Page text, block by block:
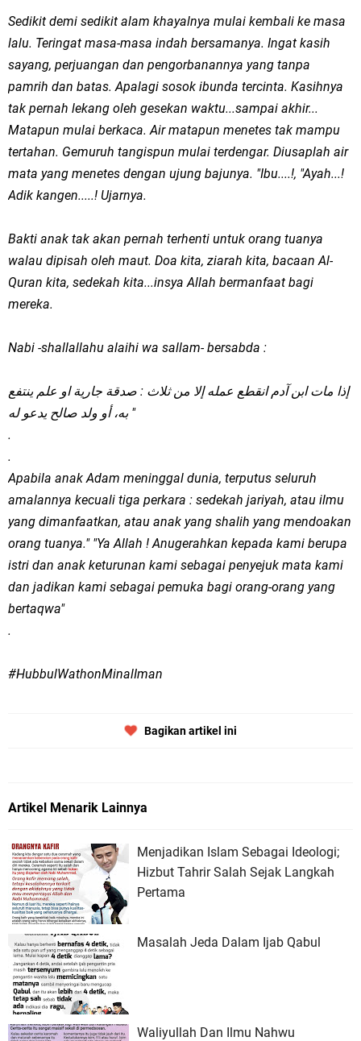
Sedikit demi sedikit alam khayalnya mulai kembali ke masa
lalu. Teringat masa-masa indah bersamanya. Ingat kasih
sayang, perjuangan dan pengorbanannya yang tanpa
pamrih dan batas. Apalagi sosok ibunda tercinta. Kasihnya
tak pernah lekang oleh gesekan waktu...sampai akhir...
Matapun mulai berkaca. Air matapun menetes tak mampu
tertahan. Gemuruh tangispun mulai terdengar. Diusaplah air
mata yang menetes dengan ujung bajunya. "Ibu....!, "Ayah...!
Adik kangen.....! Ujarnya.
Bakti anak tak akan pernah terhenti untuk orang tuanya
walau dipisah oleh maut. Doa kita, ziarah kita, bacaan Al-
Quran kita, sedekah kita...insya Allah bermanfaat bagi
mereka.
Nabi -shallallahu alaihi wa sallam- bersabda :
إذا مات ابن آدم انقطع عمله إلا من ثلاث : صدقة جارية او علم ينتفع
به، أو ولد صالح يدعو له "
.
.
Apabila anak Adam meninggal dunia, terputus seluruh
amalannya kecuali tiga perkara : sedekah jariyah, atau ilmu
yang dimanfaatkan, atau anak yang shalih yang mendoakan
orang tuanya." "Ya Allah ! Anugerahkan kepada kami berupa
istri dan anak keturunan kami sebagai penyejuk mata kami
dan jadikan kami sebagai pemuka bagi orang-orang yang
bertaqwa"
.
#HubbulWathonMinalIman
Bagikan artikel ini
Artikel Menarik Lainnya
Menjadikan Islam Sebagai Ideologi;
Hizbut Tahrir Salah Sejak Langkah
Pertama
Masalah Jeda Dalam Ijab Qabul
Waliyullah Dan Ilmu Nahwu